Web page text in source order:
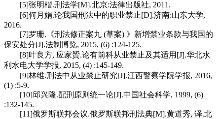
[5]张明楷.刑法学[M].北京:法律出版社, 2011.
[6]何月娟.论我国刑法中的职业禁止[D].济南:山东大学,
2016.
[7]罗珊.《刑法修正案九 (草案) 》新增禁业条款与我国的
保安处分[J].法制博览, 2015, (6) :124-125.
[8]叶良方, 应家贇.论有前科从业禁止及其适用[J].华北水
利水电大学学报, 2015, (4) :145-149.
[9]林维.刑法中从业禁止研究[J].江西警察学院学报, 2016,
(1) :5-9.
[10]邱兴隆.配刑原则统一论[J].中国社会科学, 1999, (6)
:132-145.
[11]俄罗斯联邦会议.俄罗斯联邦刑法典[M].黄道秀, 译.北